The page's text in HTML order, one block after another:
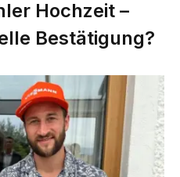
Hochzeit –
Bestätigung?